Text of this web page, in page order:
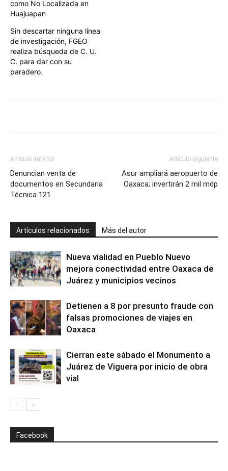
como No Localizada en
Huajuapan
Sin descartar ninguna línea
de investigación, FGEO
realiza búsqueda de C. U.
C. para dar con su
paradero.
Artículo anterior
Denuncian venta de
documentos en Secundaria
Técnica 121
Artículo siguiente
Asur ampliará aeropuerto de
Oaxaca; invertirán 2 mil mdp
Artículos relacionados Más del autor
Nueva vialidad en Pueblo Nuevo
mejora conectividad entre Oaxaca de
Juárez y municipios vecinos
Detienen a 8 por presunto fraude con
falsas promociones de viajes en
Oaxaca
Cierran este sábado el Monumento a
Juárez de Viguera por inicio de obra
vial
Facebook